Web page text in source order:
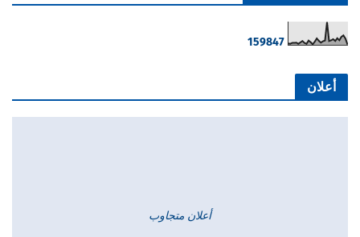
159847
أعلان
أعلان متجاوب